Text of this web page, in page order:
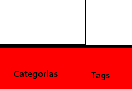
Categorias Tags